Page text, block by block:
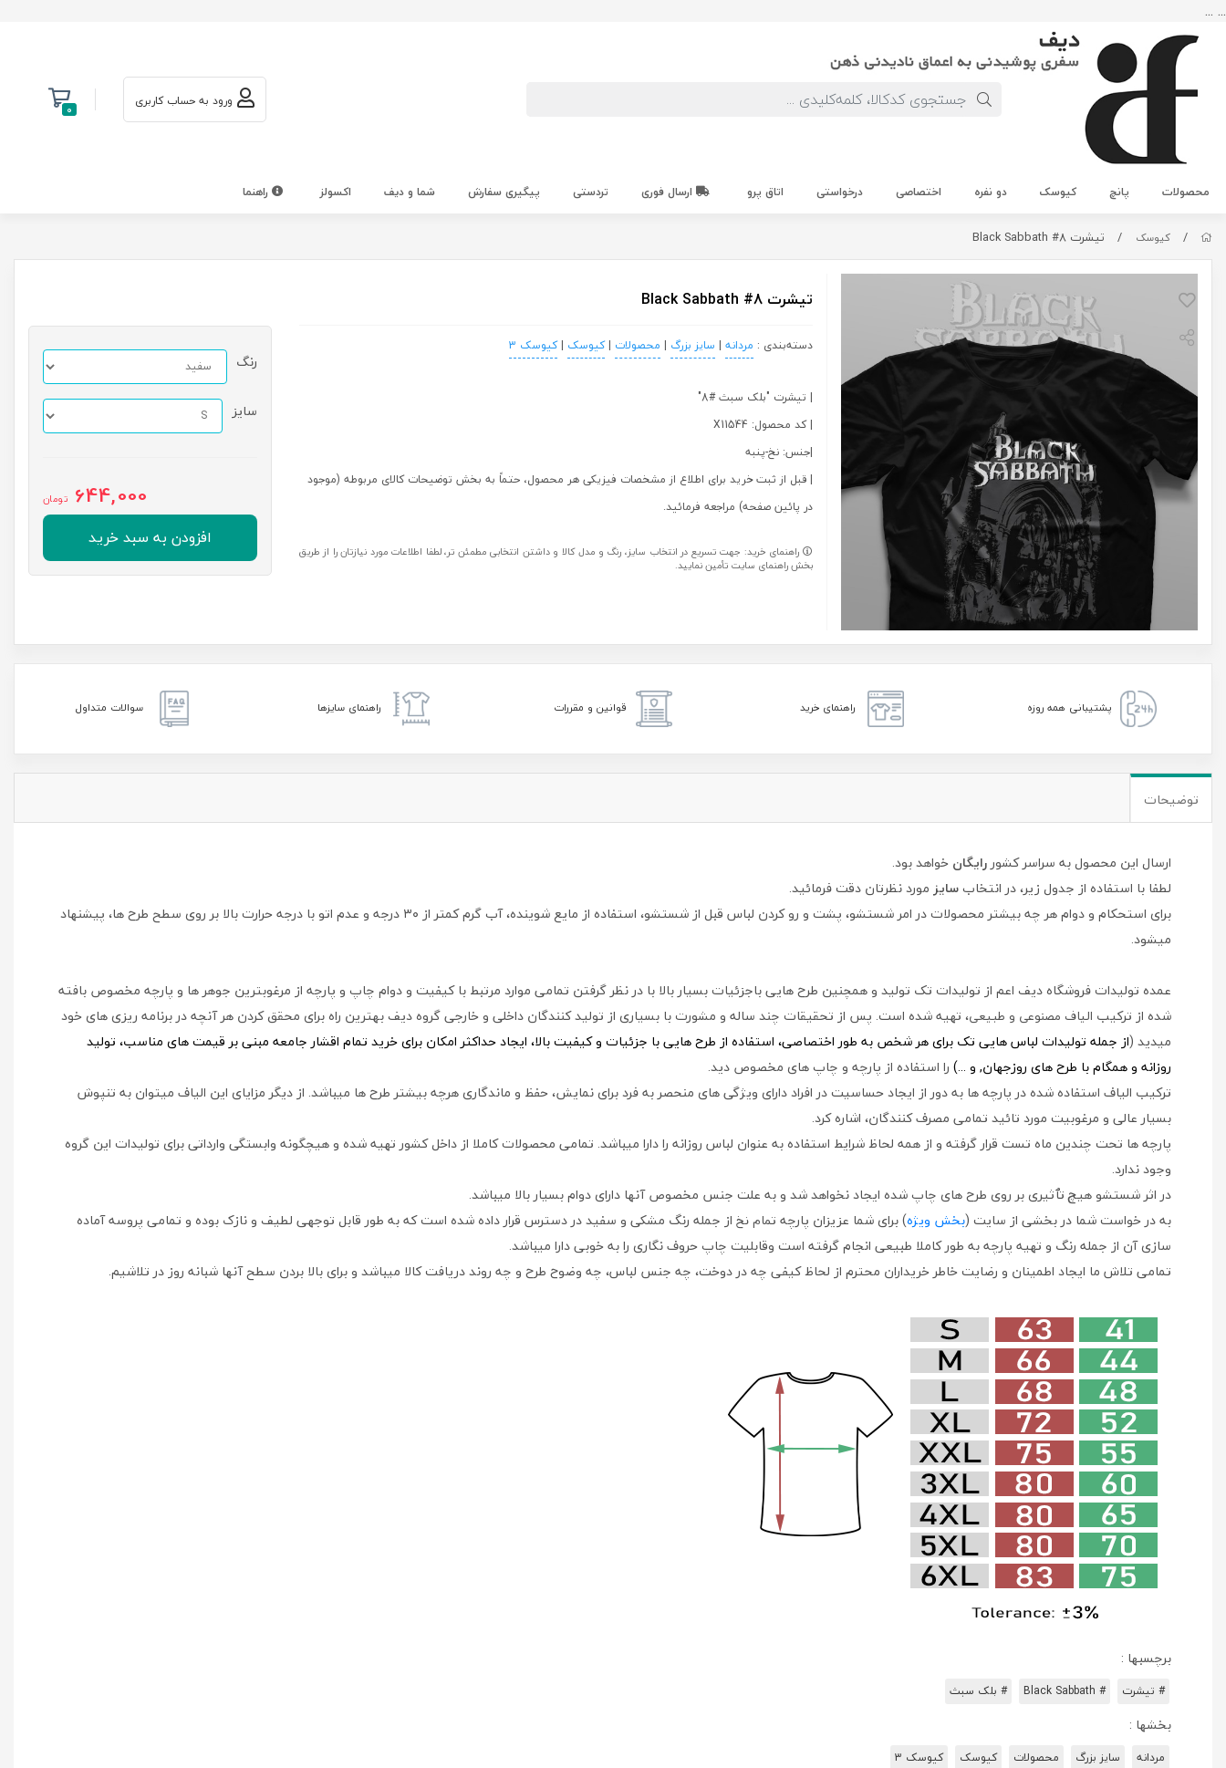
... ...
ورود به حساب کاربری 0
محصولات پانچ کیوسک دو نفره اختصاصی درخواستی اتاق پرو ارسال فوری تردستی پیگیری سفارش شما و دیف اکسولز راهنما
/ کیوسک / تیشرت Black Sabbath #8
تیشرت Black Sabbath #8
دسته‌بندی : مردانه | سایز بزرگ | محصولات |کیوسک |کیوسک 3
| تیشرت "بلک سبث #8"
| کد محصول: X11544
|جنس: نخ-پنبه
| قبل از ثبت خرید برای اطلاع از مشخصات فیزیکی هر محصول، حتماً به بخش توضیحات کالای مربوطه (موجود
در پائین صفحه) مراجعه فرمائید.
راهنمای خرید: جهت تسریع در انتخاب سایز، رنگ و مدل کالا و داشتن انتخابی مطمئن تر، لطفا اطلاعات مورد نیازتان را از طریق
بخش راهنمای سایت تأمین نمایید.
رنگ
سایز
644,000 تومان
افزودن به سبد خرید
پشتیبانی همه روزه راهنمای خرید قوانین و مقررات راهنمای سایزها سوالات متداول
توضیحات
ارسال این محصول به سراسر کشوررایگان خواهد بود.
لطفا با استفاده از جدول زیر، در انتخابسایز مورد نظرتان دقت فرمائید.
برای استحکام و دوام هر چه بیشتر محصولات در امر شستشو، پشت و رو کردن لباس قبل از شستشو، استفاده از مایع شوینده، آب گرم کمتر از ۳۰ درجه و عدم اتو با درجه حرارت بالا بر روی سطح طرح ها، پیشنهاد
میشود.
عمده تولیدات فروشگاه دیف اعم از تولیدات تک تولید و همچنین طرح هایی باجزئیات بسیار بالا با در نظر گرفتن تمامی موارد مرتبط با کیفیت و دوام چاپ و پارچه از مرغوبترین جوهر ها و پارچه مخصوص بافته
شده از ترکیب الیاف مصنوعی و طبیعی، تهیه شده است. پس از تحقیقات چند ساله و مشورت با بسیاری از تولید کنندگان داخلی و خارجی گروه دیف بهترین راه برای محقق کردن هر آنچه در برنامه ریزی های خود
میدید (از جمله تولیدات لباس هایی تک برای هر شخص به طور اختصاصی، استفاده از طرح هایی با جزئیات و کیفیت بالا، ایجاد حداکثر امکان برای خرید تمام اقشار جامعه مبنی بر قیمت های مناسب، تولید
روزانه و همگام با طرح های روزجهان, و ...) را استفاده از پارچه و چاپ های مخصوص دید.
ترکیب الیاف استفاده شده در پارچه ها به دور از ایجاد حساسیت در افراد دارای ویژگی های منحصر به فرد برای نمایش، حفظ و ماندگاری هرچه بیشتر طرح ها میباشد. از دیگر مزایای این الیاف میتوان به تنپوش
بسیار عالی و مرغوبیت مورد تائید تمامی مصرف کنندگان، اشاره کرد.
پارچه ها تحت چندین ماه تست قرار گرفته و از همه لحاظ شرایط استفاده به عنوان لباس روزانه را دارا میباشد. تمامی محصولات کاملا از داخل کشور تهیه شده و هیچگونه وابستگی وارداتی برای تولیدات این گروه
وجود ندارد.
در اثر شستشو هیچ تٱثیری بر روی طرح های چاپ شده ایجاد نخواهد شد و به علت جنس مخصوص آنها دارای دوام بسیار بالا میباشد.
به در خواست شما در بخشی از سایت (بخش ویژه) برای شما عزیزان پارچه تمام نخ از جمله رنگ مشکی و سفید در دسترس قرار داده شده است که به طور قابل توجهی لطیف و نازک بوده و تمامی پروسه آماده
سازی آن از جمله رنگ و تهیه پارچه به طور کاملا طبیعی انجام گرفته است وقابلیت چاپ حروف نگاری را به خوبی دارا میباشد.
تمامی تلاش ما ایجاد اطمینان و رضایت خاطر خریداران محترم از لحاظ کیفی چه در دوخت، چه جنس لباس، چه وضوح طرح و چه روند دریافت کالا میباشد و برای بالا بردن سطح آنها شبانه روز در تلاشیم.
برچسبها :
# تیشرت # Black Sabbath # بلک سبث
بخشها :
مردانه سایز بزرگ محصولات کیوسک کیوسک 3